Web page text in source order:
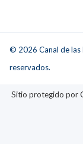
© 2026 Canal de las
reservados.
Sitio protegido por